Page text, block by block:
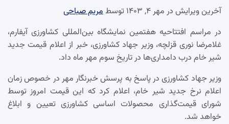
آخرین ویرایش در مهر ۴, ۱۴۰۳ توسط
مریم صباحی
در مراسم افتتاحیه هفتمین نمایشگاه بین‌المللی کشاورزی آیفارم،
غلامرضا نوری قزلچه، وزیر جهاد کشاورزی، خبر از اعلام قیمت جدید
شیر خام درب دامداری‌ها در تاریخ سوم مهر ماه داد.
وزیر جهاد کشاورزی در پاسخ به پرسش خبرنگار مهر در خصوص زمان
اعلام نرخ جدید شیر خام، اعلام کرد که این قیمت امروز توسط
شورای قیمت‌گذاری محصولات اساسی کشاورزی تعیین و ابلاغ
خواهد شد.